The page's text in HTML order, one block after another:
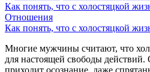
Как понять, что с холостяцкой
Отношения
Как понять, что с холостяцкой
Многие мужчины считают, что
для настоящей свободы
приходит осознание, даже